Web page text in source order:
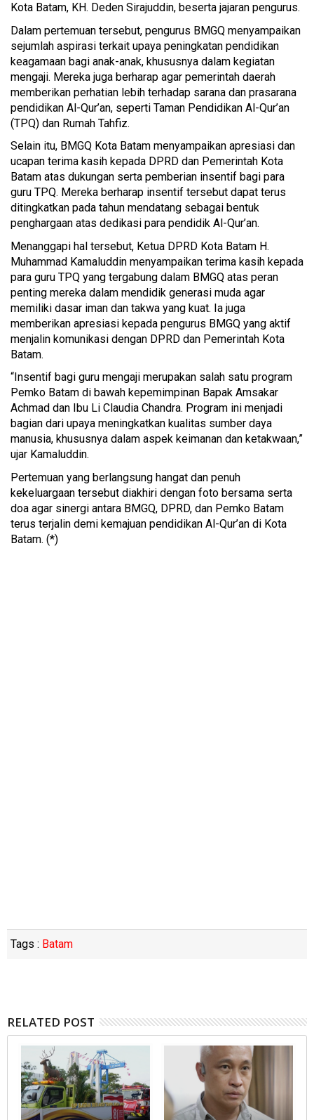
Kota Batam, KH. Deden Sirajuddin, beserta jajaran pengurus.
Dalam pertemuan tersebut, pengurus BMGQ menyampaikan
sejumlah aspirasi terkait upaya peningkatan pendidikan
keagamaan bagi anak-anak, khususnya dalam kegiatan
mengaji. Mereka juga berharap agar pemerintah daerah
memberikan perhatian lebih terhadap sarana dan prasarana
pendidikan Al-Qur’an, seperti Taman Pendidikan Al-Qur’an
(TPQ) dan Rumah Tahfiz.
Selain itu, BMGQ Kota Batam menyampaikan apresiasi dan
ucapan terima kasih kepada DPRD dan Pemerintah Kota
Batam atas dukungan serta pemberian insentif bagi para
guru TPQ. Mereka berharap insentif tersebut dapat terus
ditingkatkan pada tahun mendatang sebagai bentuk
penghargaan atas dedikasi para pendidik Al-Qur’an.
Menanggapi hal tersebut, Ketua DPRD Kota Batam H.
Muhammad Kamaluddin menyampaikan terima kasih kepada
para guru TPQ yang tergabung dalam BMGQ atas peran
penting mereka dalam mendidik generasi muda agar
memiliki dasar iman dan takwa yang kuat. Ia juga
memberikan apresiasi kepada pengurus BMGQ yang aktif
menjalin komunikasi dengan DPRD dan Pemerintah Kota
Batam.
“Insentif bagi guru mengaji merupakan salah satu program
Pemko Batam di bawah kepemimpinan Bapak Amsakar
Achmad dan Ibu Li Claudia Chandra. Program ini menjadi
bagian dari upaya meningkatkan kualitas sumber daya
manusia, khususnya dalam aspek keimanan dan ketakwaan,”
ujar Kamaluddin.
Pertemuan yang berlangsung hangat dan penuh
kekeluargaan tersebut diakhiri dengan foto bersama serta
doa agar sinergi antara BMGQ, DPRD, dan Pemko Batam
terus terjalin demi kemajuan pendidikan Al-Qur’an di Kota
Batam. (*)
Tags : Batam
RELATED POST